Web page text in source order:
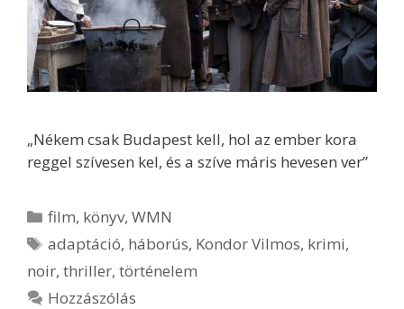
„Nékem csak Budapest kell, hol az ember kora
reggel szívesen kel, és a szíve máris hevesen ver”
Kategória
film, könyv,WMN
Címkék
adaptáció, háborús, Kondor Vilmos, krimi,
noir, thriller, történelem
Hozzászólás